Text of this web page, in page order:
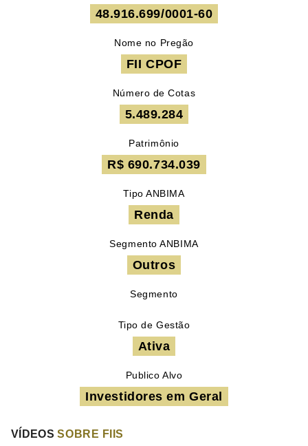
48.916.699/0001-60
Nome no Pregão
FII CPOF
Número de Cotas
5.489.284
Patrimônio
R$ 690.734.039
Tipo ANBIMA
Renda
Segmento ANBIMA
Outros
Segmento
Tipo de Gestão
Ativa
Publico Alvo
Investidores em Geral
VÍDEOSSOBRE FIIS